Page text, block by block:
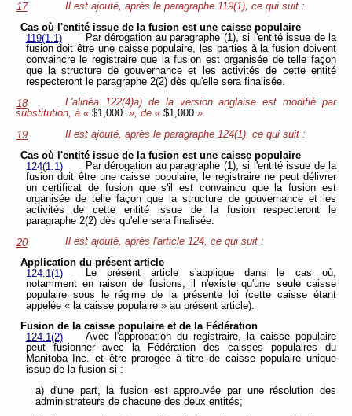
17
Il est ajouté, après le paragraphe 119(1), ce qui suit :
Cas où l'entité issue de la fusion est une caisse populaire
119(1.1)
Par dérogation au paragraphe (1), si l'entité issue de la
fusion doit être une caisse populaire, les parties à la fusion doivent
convaincre le registraire que la fusion est organisée de telle façon
que la structure de gouvernance et les activités de cette entité
respecteront le paragraphe 2(2) dès qu'elle sera finalisée.
18
L'alinéa 122(4)a) de la version anglaise est modifié par
substitution, à « $1,000. », de « $1,000 ».
19
Il est ajouté, après le paragraphe 124(1), ce qui suit :
Cas où l'entité issue de la fusion est une caisse populaire
124(1.1)
Par dérogation au paragraphe (1), si l'entité issue de la
fusion doit être une caisse populaire, le registraire ne peut délivrer
un certificat de fusion que s'il est convaincu que la fusion est
organisée de telle façon que la structure de gouvernance et les
activités de cette entité issue de la fusion respecteront le
paragraphe 2(2) dès qu'elle sera finalisée.
20
Il est ajouté, après l'article 124, ce qui suit :
Application du présent article
124.1(1)
Le présent article s'applique dans le cas où,
notamment en raison de fusions, il n'existe qu'une seule caisse
populaire sous le régime de la présente loi (cette caisse étant
appelée « la caisse populaire » au présent article).
Fusion de la caisse populaire et de la Fédération
124.1(2)
Avec l'approbation du registraire, la caisse populaire
peut fusionner avec la Fédération des caisses populaires du
Manitoba Inc. et être prorogée à titre de caisse populaire unique
issue de la fusion si :
a) d'une part, la fusion est approuvée par une résolution des
administrateurs de chacune des deux entités;